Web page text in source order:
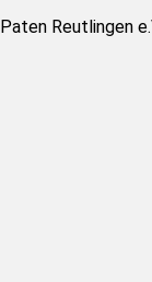
Reutlingen